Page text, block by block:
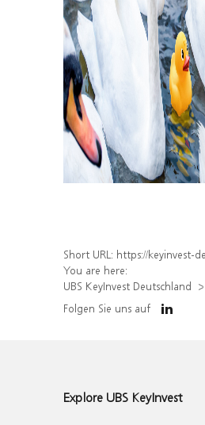
Short URL: https://keyinvest-de.ubs.com/produkt/
You are here:
UBS KeyInvest Deutschland
Folgen Sie uns auf
Explore UBS KeyInvest